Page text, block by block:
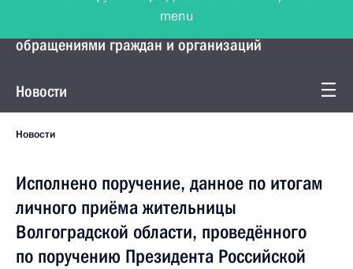
Управление Президента по работе с
обращениями граждан и организаций
Новости
Новости
Исполнено поручение, данное по итогам
личного приёма жительницы
Волгоградской области, проведённого
по поручению Президента Российской
menu